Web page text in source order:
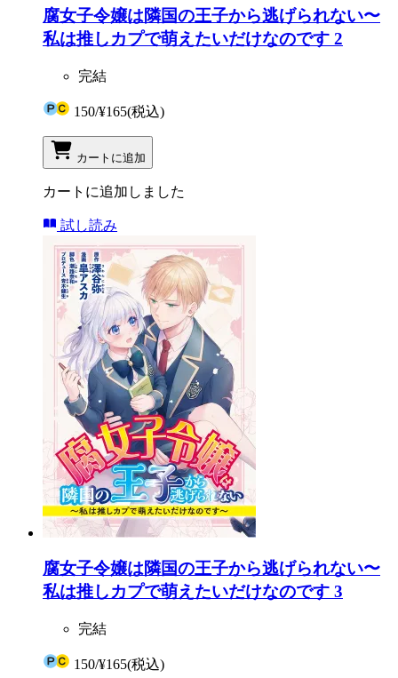
腐女子令嬢は隣国の王子から逃げられない〜
私は推しカプで萌えたいだけなのです 2
完結
150/¥165(税込)
カートに追加
カートに追加しました
試し読み
腐女子令嬢は隣国の王子から逃げられない〜
私は推しカプで萌えたいだけなのです 3
完結
150/¥165(税込)